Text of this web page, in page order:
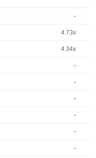
-
4.73x
4.34x
-
-
-
-
-
-